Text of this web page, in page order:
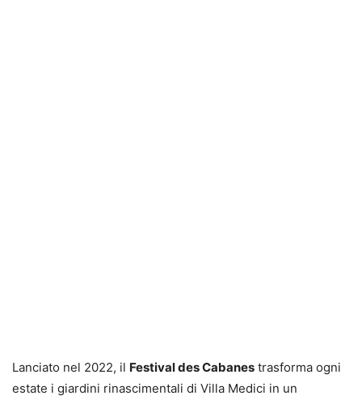
Lanciato nel 2022, il Festival des Cabanes trasforma ogni
estate i giardini rinascimentali di Villa Medici in un